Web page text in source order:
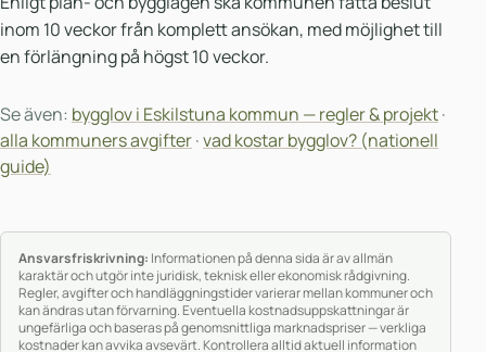
inom 10 veckor från komplett ansökan, med möjlighet till
en förlängning på högst 10 veckor.
Se även: bygglov i Eskilstuna kommun — regler & projekt·
alla kommuners avgifter·vad kostar bygglov? (nationell
guide)
Ansvarsfriskrivning: Informationen på denna sida är av allmän
karaktär och utgör inte juridisk, teknisk eller ekonomisk rådgivning.
Regler, avgifter och handläggningstider varierar mellan kommuner och
kan ändras utan förvarning. Eventuella kostnadsuppskattningar är
ungefärliga och baseras på genomsnittliga marknadspriser — verkliga
kostnader kan avvika avsevärt. Kontrollera alltid aktuell information